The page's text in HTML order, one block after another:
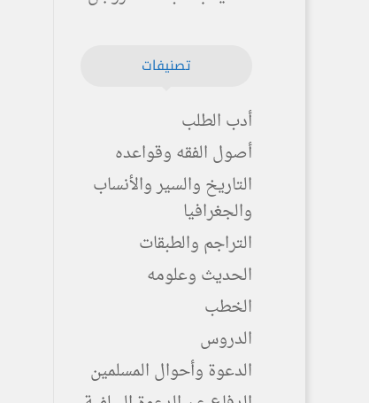
تصنيفات
أدب الطلب
أصول الفقه وقواعده
التاريخ والسير والأنساب
والجغرافيا
التراجم والطبقات
الحديث وعلومه
الخطب
الدروس
الدعوة وأحوال المسلمين